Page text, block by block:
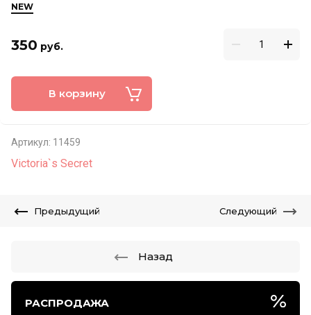
NEW
350 руб.
В корзину
Артикул: 11459
Victoria`s Secret
Предыдущий Следующий
Назад
РАСПРОДАЖА